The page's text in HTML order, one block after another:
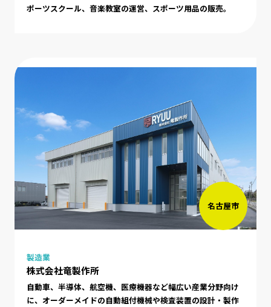
ポーツスクール、音楽教室の運営、スポーツ用品の販売。
名古屋市
製造業
株式会社竜製作所
自動車、半導体、航空機、医療機器など幅広い産業分野向け
に、オーダーメイドの自動組付機械や検査装置の設計・製作